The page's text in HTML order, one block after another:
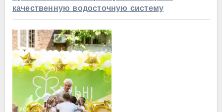
качественную водосточную систему